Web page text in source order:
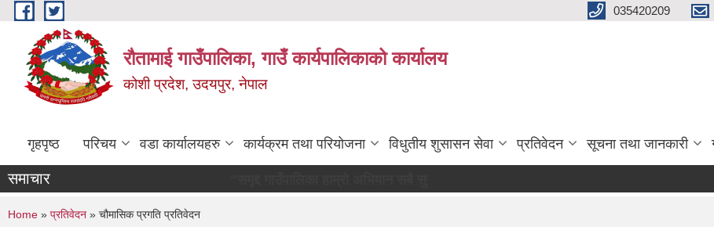
Skip to main content 035420209
रौतामाई गाउँपालिका, गाउँ कार्यपालिकाको कार्यालय
कोशी प्रदेश, उदयपुर, नेपाल
गृहपृष्ठ परिचय वडा कार्यालयहरु कार्यक्रम तथा परियोजना विधुतीय शुसासन सेवा प्रतिवेदन सूचना तथा जानकारी
समाचार
You are here
Home » प्रतिवेदन » चौमासिक प्रगति प्रतिवेदन